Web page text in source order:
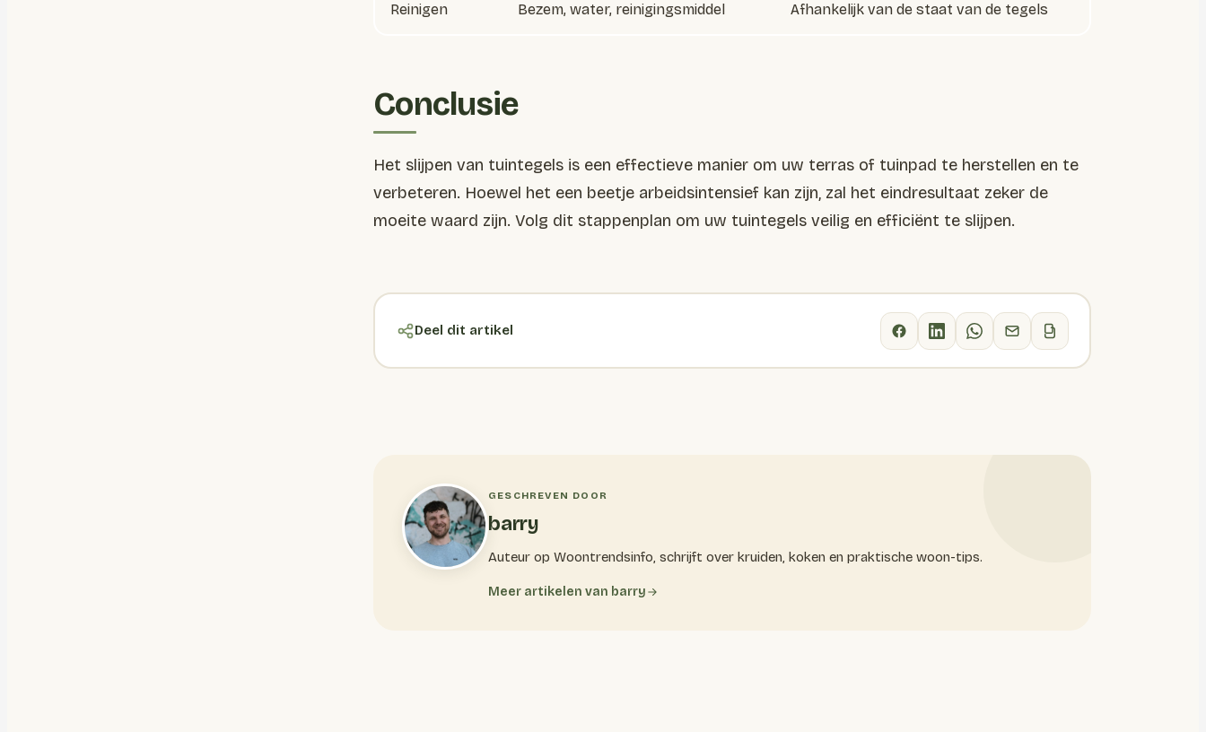
Reinigen Bezem, water, reinigingsmiddel Afhankelijk van de staat van de tegels
Conclusie
Het slijpen van tuintegels is een effectieve manier om uw terras of tuinpad te herstellen en te
verbeteren. Hoewel het een beetje arbeidsintensief kan zijn, zal het eindresultaat zeker de
moeite waard zijn. Volg dit stappenplan om uw tuintegels veilig en efficiënt te slijpen.
Deel dit artikel
GESCHREVEN DOOR
barry
Auteur op Woontrendsinfo, schrijft over kruiden, koken en praktische woon-tips.
Meer artikelen van barry